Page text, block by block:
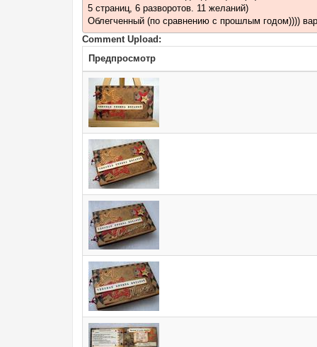
5 страниц, 6 разворотов. 11 желаний)
Облегченный (по сравнению с прошлым годом))))
Comment Upload:
Предпросмотр